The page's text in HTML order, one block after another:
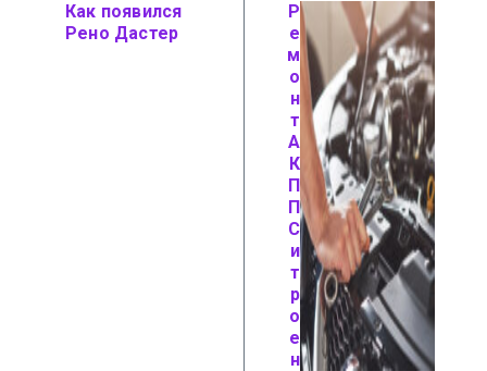
Как появился
Рено Дастер
Р
е
м
о
н
т
А
К
П
П
С
и
т
р
о
е
н